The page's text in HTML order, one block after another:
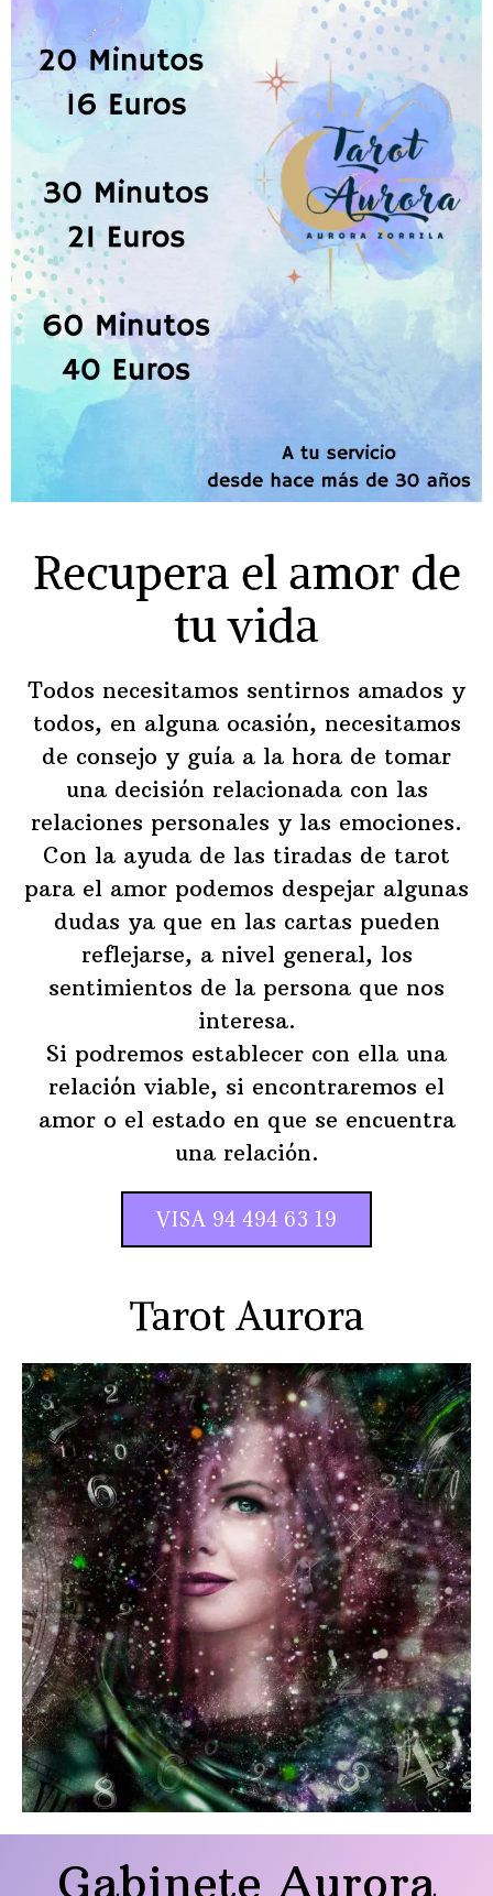
Recupera el amor de
tu vida
Todos necesitamos sentirnos amados y
todos, en alguna ocasión, necesitamos
de consejo y guía a la hora de tomar
una decisión relacionada con las
relaciones personales y las emociones.
Con la ayuda de las tiradas de tarot
para el amor podemos despejar algunas
dudas ya que en las cartas pueden
reflejarse, a nivel general, los
sentimientos de la persona que nos
interesa.
Si podremos establecer con ella una
relación viable, si encontraremos el
amor o el estado en que se encuentra
una relación.
VISA 94 494 63 19
Tarot Aurora
Gabinete Aurora